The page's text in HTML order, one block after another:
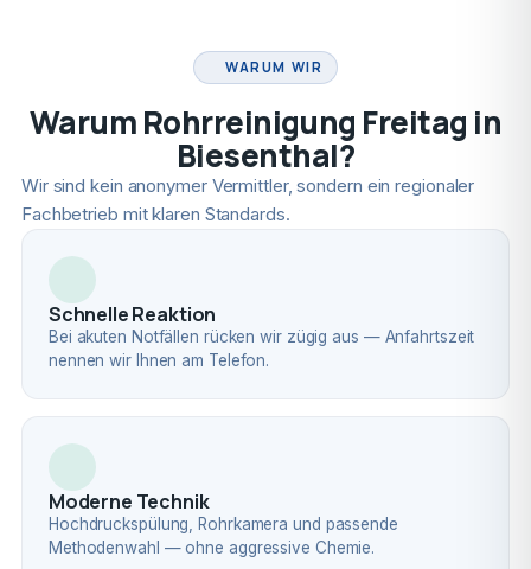
WARUM WIR
Warum Rohrreinigung Freitag in
Biesenthal?
Wir sind kein anonymer Vermittler, sondern ein regionaler
Fachbetrieb mit klaren Standards.
Schnelle Reaktion
Bei akuten Notfällen rücken wir zügig aus — Anfahrtszeit
nennen wir Ihnen am Telefon.
Moderne Technik
Hochdruckspülung, Rohrkamera und passende
Methodenwahl — ohne aggressive Chemie.